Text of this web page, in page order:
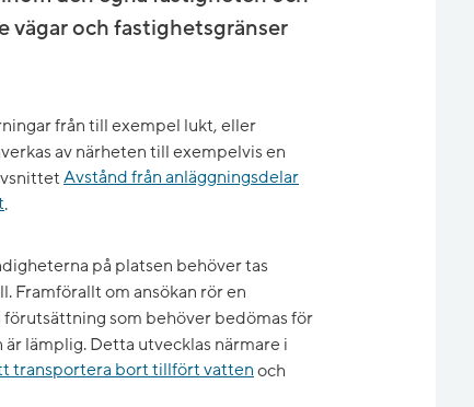
vägar och fastighetsgränser
från till exempel lukt, eller
av närheten till exempelvis en
Avstånd från anläggningsdelar
.
på platsen behöver tas
Framförallt om ansökan rör en
som behöver bedömas för
lämplig. Detta utvecklas närmare i
transportera bort tillfört vatten och